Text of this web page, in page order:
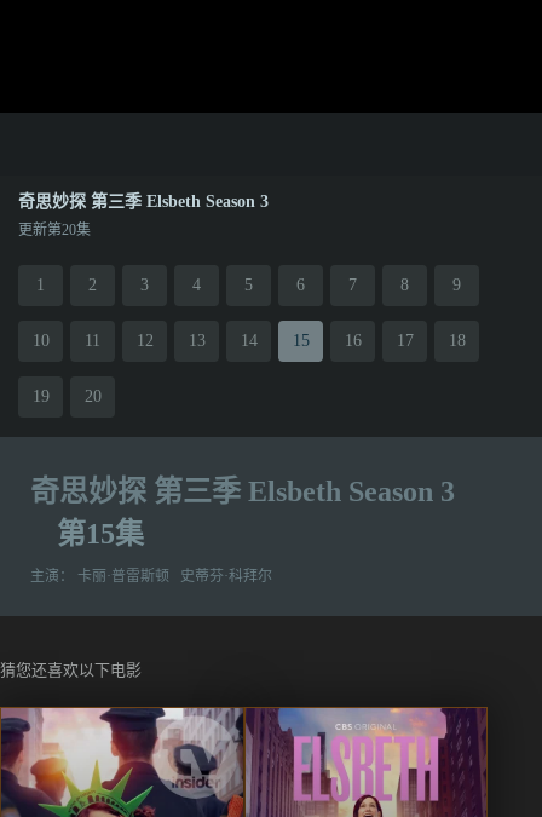
奇思妙探 第三季 Elsbeth Season 3
更新第20集
1 2 3 4 5 6 7 8 9
10 11 12 13 14 15 16 17 18
19 20
奇思妙探 第三季 Elsbeth Season 3
第15集
主演： 卡丽·普雷斯顿 史蒂芬·科拜尔
猜您还喜欢以下电影